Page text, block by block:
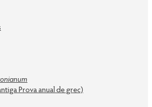
Prova anual de grec)